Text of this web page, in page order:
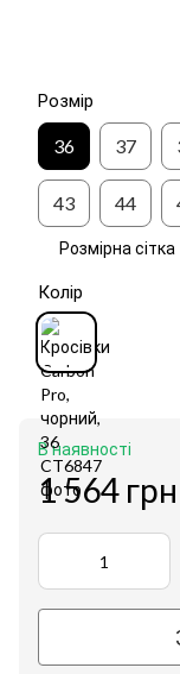
Розмір
36 37
43 44
Розмірна сітка
Колір
В наявності
1 564 грн